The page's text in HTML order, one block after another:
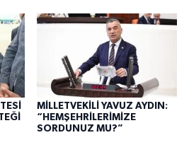
MİLLETVEKİLİ YAVUZ AYDIN:
“HEMŞEHRİLERİMİZE
SORDUNUZ MU?”